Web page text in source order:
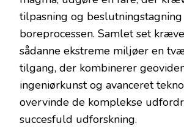
tilpasning og
boreprocessen. Samlet set
sådanne ekstreme miljøer en
tilgang, der kombinerer
ingeniørkunst og avanceret
overvinde de komplekse
succesfuld udforskning.